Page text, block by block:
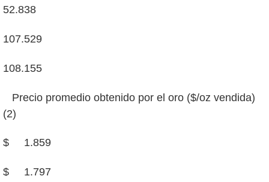
52.838
107.529
108.155
Precio promedio obtenido por el oro ($/oz vendida)
(2)
$ 1.859
$ 1.797